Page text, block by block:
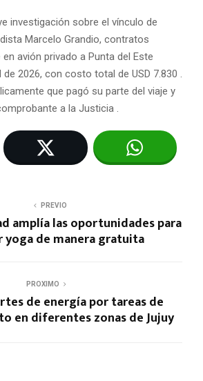
investigación sobre el vínculo de
Marcelo Grandio, contratos
avión privado a Punta del Este
2026, con costo total de USD 7.830 .
que pagó su parte del viaje y
a la Justicia .
PREVIO
amplía las oportunidades para
yoga de manera gratuita
PROXIMO
de energía por tareas de
en diferentes zonas de Jujuy